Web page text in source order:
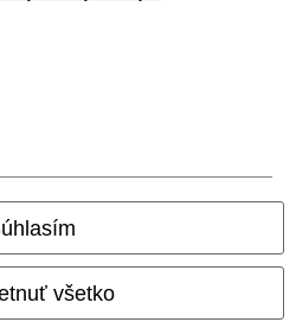
všetko